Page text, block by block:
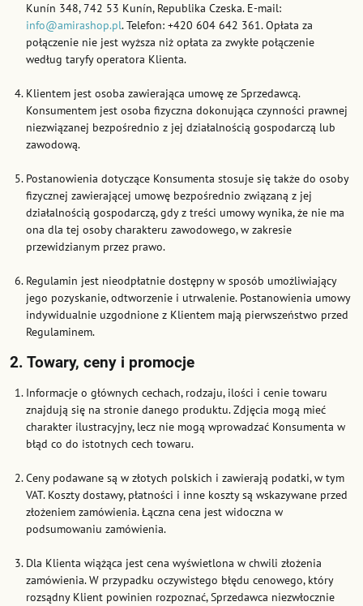
Kunín 348, 742 53 Kunín, Republika Czeska. E-mail:
info@amirashop.pl. Telefon: +420 604 642 361. Opłata za
połączenie nie jest wyższa niż opłata za zwykłe połączenie
według taryfy operatora Klienta.
Klientem jest osoba zawierająca umowę ze Sprzedawcą.
Konsumentem jest osoba fizyczna dokonująca czynności prawnej
niezwiązanej bezpośrednio z jej działalnością gospodarczą lub
zawodową.
Postanowienia dotyczące Konsumenta stosuje się także do osoby
fizycznej zawierającej umowę bezpośrednio związaną z jej
działalnością gospodarczą, gdy z treści umowy wynika, że nie ma
ona dla tej osoby charakteru zawodowego, w zakresie
przewidzianym przez prawo.
Regulamin jest nieodpłatnie dostępny w sposób umożliwiający
jego pozyskanie, odtworzenie i utrwalenie. Postanowienia umowy
indywidualnie uzgodnione z Klientem mają pierwszeństwo przed
Regulaminem.
2. Towary, ceny i promocje
Informacje o głównych cechach, rodzaju, ilości i cenie towaru
znajdują się na stronie danego produktu. Zdjęcia mogą mieć
charakter ilustracyjny, lecz nie mogą wprowadzać Konsumenta w
błąd co do istotnych cech towaru.
Ceny podawane są w złotych polskich i zawierają podatki, w tym
VAT. Koszty dostawy, płatności i inne koszty są wskazywane przed
złożeniem zamówienia. Łączna cena jest widoczna w
podsumowaniu zamówienia.
Dla Klienta wiążąca jest cena wyświetlona w chwili złożenia
zamówienia. W przypadku oczywistego błędu cenowego, który
rozsądny Klient powinien rozpoznać, Sprzedawca niezwłocznie